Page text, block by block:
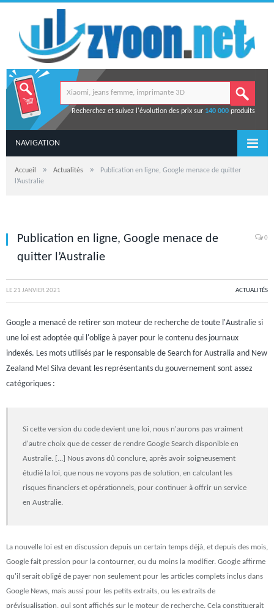
Recherchez et suivez l'évolution des prix sur 140 000produits
NAVIGATION
Accueil » Actualités »
Publication en ligne, Google menace de quitter
l’Australie
Publication en ligne, Google menace de
quitter l’Australie
0
LE21 JANVIER 2021 ACTUALITÉS
Google a menacé de retirer son moteur de recherche de toute l'Australie si
une loi est adoptée qui l'oblige à payer pour le contenu des journaux
indexés. Les mots utilisés par le responsable de Search for Australia and New
Zealand Mel Silva devant les représentants du gouvernement sont assez
catégoriques :
Si cette version du code devient une loi, nous n'aurons pas vraiment
d'autre choix que de cesser de rendre Google Search disponible en
Australie. [...] Nous avons dû conclure, après avoir soigneusement
étudié la loi, que nous ne voyons pas de solution, en calculant les
risques financiers et opérationnels, pour continuer à offrir un service
en Australie.
La nouvelle loi est en discussion depuis un certain temps déjà, et depuis des mois,
Google fait pression pour la contourner, ou du moins la modifier. Google affirme
qu'il serait obligé de payer non seulement pour les articles complets inclus dans
Google News, mais aussi pour les petits extraits, ou les extraits de
prévisualisation, qui sont affichés sur le moteur de recherche. Cela constituerait